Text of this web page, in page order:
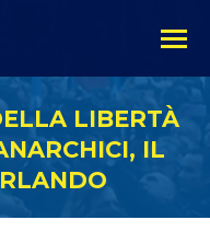
LIBERTÀ
IL